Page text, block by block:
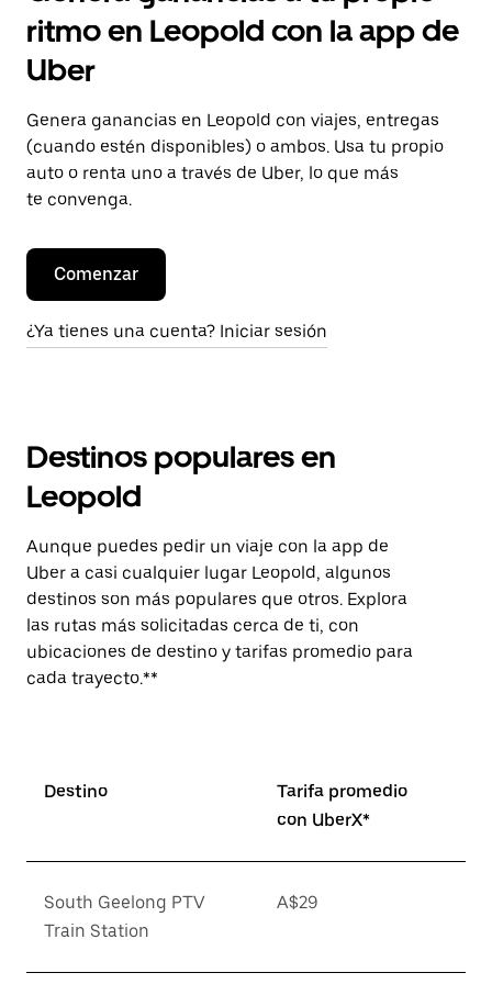
ritmo en Leopold con la app de
Uber
Genera ganancias en Leopold con viajes, entregas
(cuando estén disponibles) o ambos. Usa tu propio
auto o renta uno a través de Uber, lo que más
te convenga.
Comenzar
¿Ya tienes una cuenta? Iniciar sesión
Destinos populares en
Leopold
Aunque puedes pedir un viaje con la app de
Uber a casi cualquier lugar Leopold, algunos
destinos son más populares que otros. Explora
las rutas más solicitadas cerca de ti, con
ubicaciones de destino y tarifas promedio para
cada trayecto.**
Destino
Tarifa promedio
con UberX*
South Geelong PTV
Train Station
A$29